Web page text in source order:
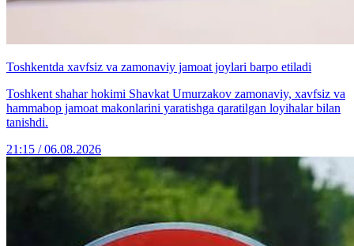
Toshkentda xavfsiz va zamonaviy jamoat joylari barpo etiladi
Toshkent shahar hokimi Shavkat Umurzakov zamonaviy, xavfsiz va
hammabop jamoat makonlarini yaratishga qaratilgan loyihalar bilan
tanishdi.
21:15 / 06.08.2026